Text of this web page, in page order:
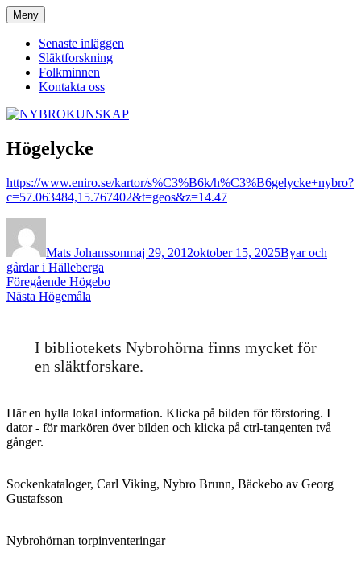
Hoppa
till
innehåll
NYBROKUNSKAP
Meny
Senaste inläggen
Släktforskning
Folkminnen
Kontakta oss
Högelycke
https://www.eniro.se/kartor/s%C3%B6k/h%C3%B6gelycke+nybro?
c=57.063484,15.767402&t=geos&z=14.47
Mats Johanssonmaj 29, 2012oktober 15, 2025Byar och
gårdar i Hälleberga
Inläggsnavigering
Föregående Föregående
inlägg:
Högebo
Nästa Nästa
Högemåla
I bibliotekets Nybrohörna finns mycket för
en släktforskare.
Här en hylla lokal information. Klicka på bilden för förstoring. I
dator - för markören över bilden och klicka på ctrl-tangenten två
gånger.
Sockenkataloger, Carl Viking, Nybro Brunn, Bäckebo av Georg
Gustafsson
Nybrohörnan torpinventeringar